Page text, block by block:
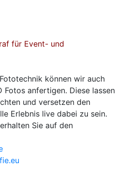
für Event- und
können wir auch
Fotos anfertigen. Diese lassen
und versetzen den
Erlebnis live dabei zu sein.
Sie auf den